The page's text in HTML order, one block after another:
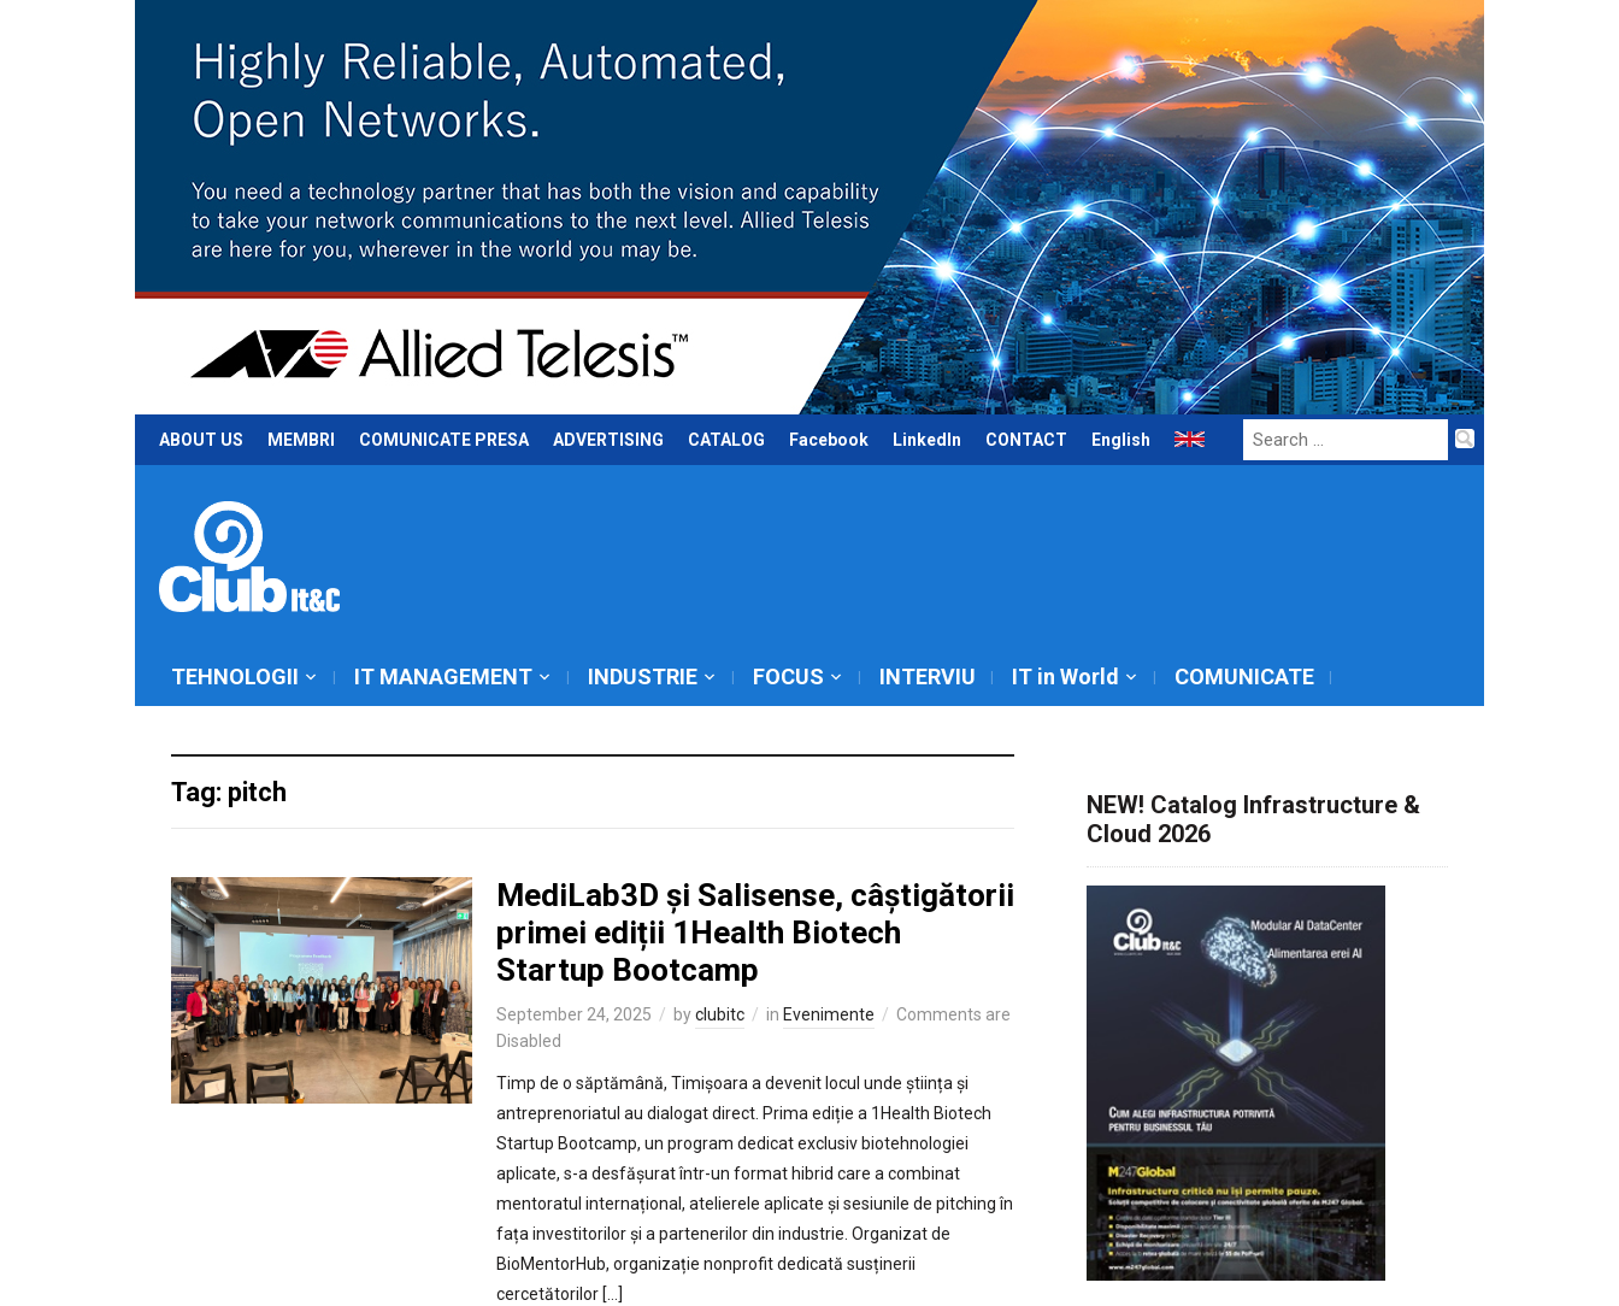
ABOUT US MEMBRI COMUNICATE PRESA ADVERTISING CATALOG Facebook LinkedIn CONTACT English
Search
for:
TEHNOLOGII IT MANAGEMENT INDUSTRIE FOCUS INTERVIU IT in World COMUNICATE
Tag: pitch
MediLab3D și Salisense, câștigătorii
primei ediții 1Health Biotech
Startup Bootcamp
September 24, 2025 byclubitc in Evenimente
Comments are
Disabled
Timp de o săptămână, Timișoara a devenit locul unde știința și
antreprenoriatul au dialogat direct. Prima ediție a 1Health Biotech
Startup Bootcamp, un program dedicat exclusiv biotehnologiei
aplicate, s-a desfășurat într-un format hibrid care a combinat
mentoratul internațional, atelierele aplicate și sesiunile de pitching în
fața investitorilor și a partenerilor din industrie. Organizat de
BioMentorHub, organizație nonprofit dedicată susținerii
cercetătorilor […]
NEW! Catalog Infrastructure &
Cloud 2026